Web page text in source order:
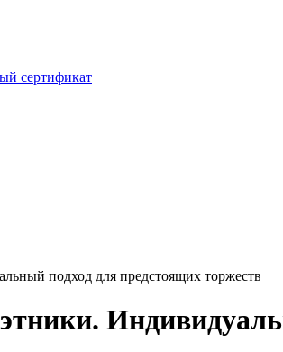
сертификат
подход для предстоящих торжеств